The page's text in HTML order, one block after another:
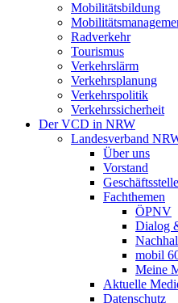
Mobilitätsbildung
Radverkehr
Tourismus
Verkehrslärm
Verkehrsplanung
Verkehrspolitik
Verkehrssicherheit
Der VCD in NRW
Landesverband
Über uns
Vorstand
Geschäftsstelle
Fachthemen
ÖPNV
Dialog
mobil
Meine
Aktuelle
Datenschutz